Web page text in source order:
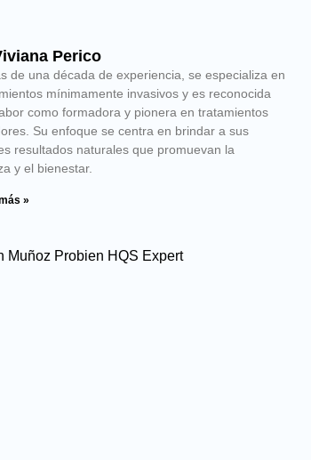
Perico
de una década de experiencia, se especializa en
mínimamente invasivos y es reconocida
como formadora y pionera en tratamientos
Su enfoque se centra en brindar a sus
resultados naturales que promuevan la
y el bienestar.
»